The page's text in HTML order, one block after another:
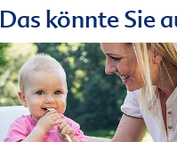
Das könnte Sie